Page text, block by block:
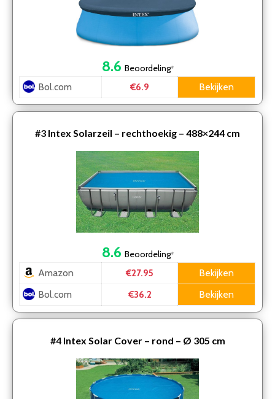
8.6 Beoordeling*
Bol.com €6.9 Bekijken
#3 Intex Solarzeil – rechthoekig – 488×244 cm
8.6 Beoordeling*
Amazon €27.95
Bekijken
Bol.com
€36.2 Bekijken
#4 Intex Solar Cover – rond – Ø 305 cm